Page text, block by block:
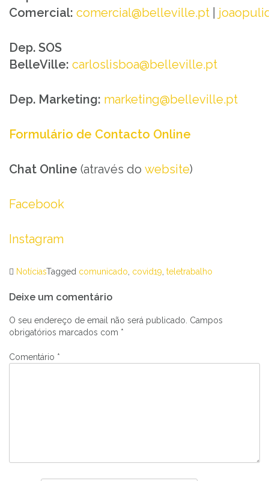
Comercial: comercial@belleville.pt
Dep. SOS
BelleVille: carloslisboa@belleville.pt
Dep. Marketing: marketing@belleville.pt
Formulário de Contacto Online
Chat Online (através do website)
Facebook
Instagram
NotíciasTagged comunicado, covid19, teletrabalho
de
artigos
Deixe um comentário
O seu endereço de email não será publicado. Campos
obrigatórios marcados com *
Comentário *